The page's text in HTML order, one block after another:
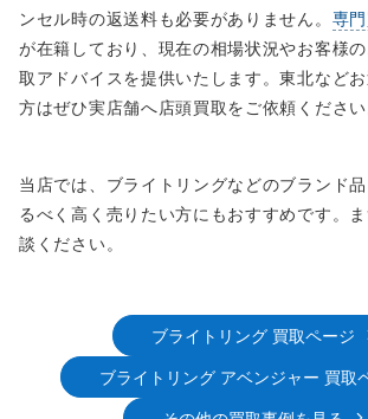
ンセル時の返送料も必要がありません。 専
が在籍しており、現在の相場状況やお客様
取アドバイスを提供いたします。東北など
方はぜひ実店舗へ店頭買取をご依頼ください
当店では、ブライトリングなどのブランド
るべく高く売りたい方にもおすすめです。
談ください。
ブライトリング 買取ページ
ブライトリング アベンジャー 買取